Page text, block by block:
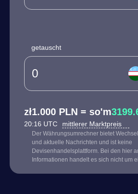
getauscht
zł1.000 PLN = so'm
20:16 UTC mittlerer Marktpreis
Der Währungsumrechner bietet
und aktuelle Nachrichten und ist keine
Devisenhandelsplattform. Bei den hier
Informationen handelt es sich nicht um